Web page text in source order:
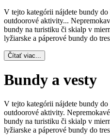
V tejto kategórii nájdete bundy do
outdoorové aktivity...
bundy na turistiku či skialp v
lyžiarske a páperové bundy do
Čítať viac...
Bundy a vesty
V tejto kategórii nájdete bundy do
outdoorové aktivity.
bundy na turistiku či skialp v
lyžiarske a páperové bundy do